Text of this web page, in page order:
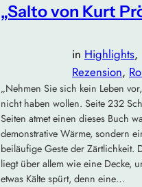
„Salto von Kurt
in Highlights
Rezension,
„Nehmen Sie sich kein Leben
nicht haben wollen. Seite 232
Seiten atmet einen dieses Buch
demonstrative Wärme, sondern
beiläufige Geste der Zärtlichkeit.
liegt über allem wie eine Decke,
etwas Kälte spürt, denn eine…